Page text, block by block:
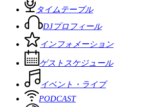
タイムテーブル
DJプロフィール
インフォメーション
ゲストスケジュール
イベント・ライブ
PODCAST